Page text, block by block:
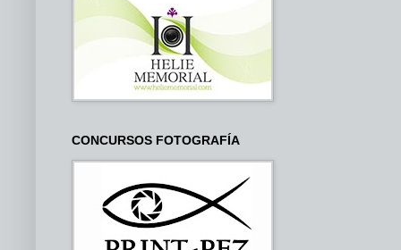
CONCURSOS FOTOGRAFÍA